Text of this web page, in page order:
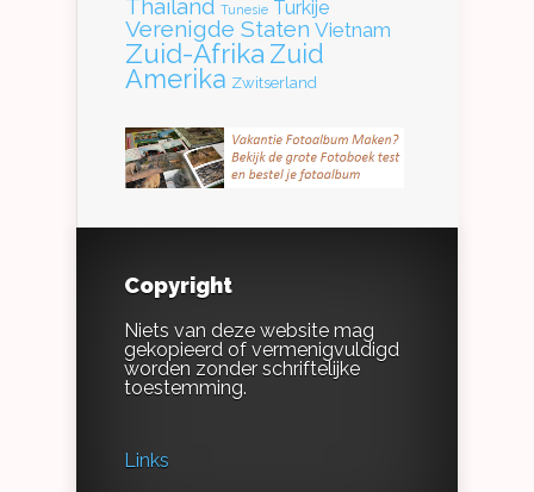
Thailand Tunesie Turkije
Verenigde Staten Vietnam
Zuid-Afrika Zuid
Amerika Zwitserland
Copyright
Niets van deze website mag
gekopieerd of vermenigvuldigd
worden zonder schriftelijke
toestemming.
Links